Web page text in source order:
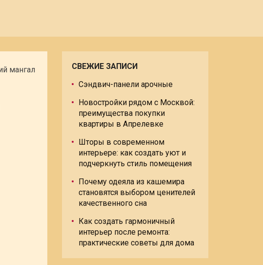
мангал
СВЕЖИЕ ЗАПИСИ
Сэндвич-панели арочные
Новостройки рядом с Москвой:
преимущества покупки
квартиры в Апрелевке
Шторы в современном
интерьере: как создать уют и
подчеркнуть стиль помещения
Почему одеяла из кашемира
становятся выбором ценителей
качественного сна
Как создать гармоничный
интерьер после ремонта:
практические советы для дома